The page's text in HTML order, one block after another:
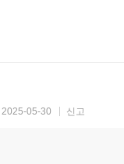
2025-05-30 신고